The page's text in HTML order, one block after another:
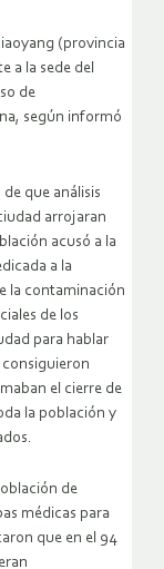
(provincia
a la sede del
de
según informó
que análisis
arrojaran
acusó a la
a la
la contaminación
de los
para hablar
consiguieron
el cierre de
la población y
de
médicas para
que en el 94